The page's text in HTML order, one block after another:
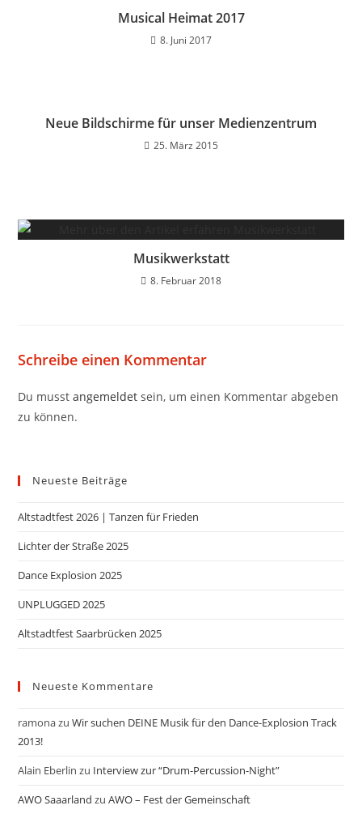
Musical Heimat 2017
8. Juni 2017
Neue Bildschirme für unser Medienzentrum
25. März 2015
Musikwerkstatt
8. Februar 2018
Schreibe einen Kommentar
Du musstangemeldet sein, um einen Kommentar abgeben
zu können.
Neueste Beiträge
Altstadtfest 2026 | Tanzen für Frieden
Lichter der Straße 2025
Dance Explosion 2025
UNPLUGGED 2025
Altstadtfest Saarbrücken 2025
Neueste Kommentare
ramonazuWir suchen DEINE Musik für den Dance-Explosion Track
2013!
Alain Eberlin zu Interview zur “Drum-Percussion-Night”
AWO Saaarland zuAWO – Fest der Gemeinschaft